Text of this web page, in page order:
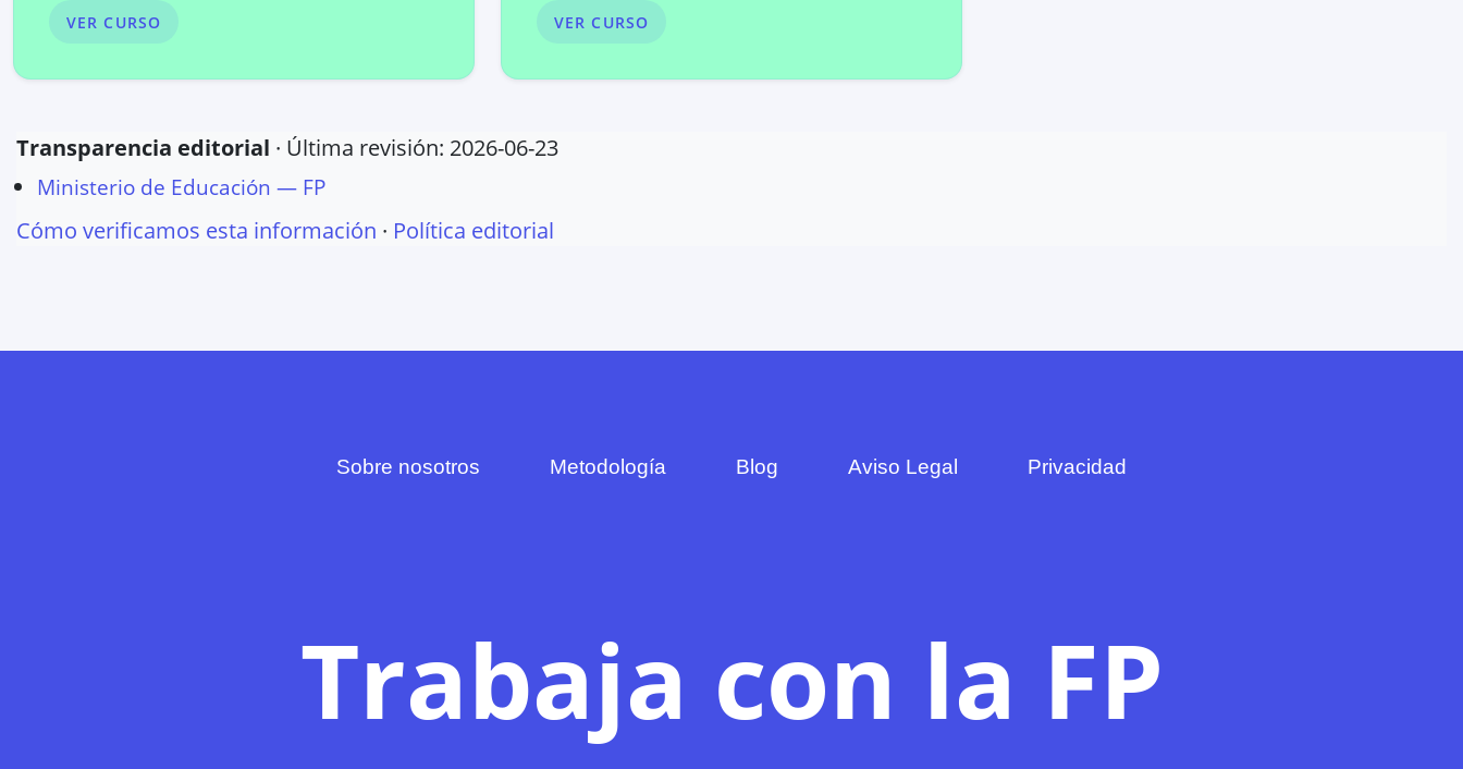
VER CURSO VER CURSO
Transparencia editorial · Última revisión: 2026-06-23
Ministerio de Educación — FP
Cómo verificamos esta información · Política editorial
Sobre nosotros Metodología Blog Aviso Legal Privacidad
Trabaja con la FP